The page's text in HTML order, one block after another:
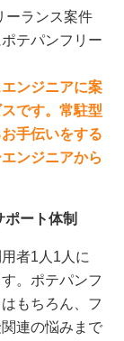
ーランス案件
テパンフリー
ンジニアに案
です。常駐型
手伝いをする
ンジニアから
ート体制
者1人1人に
。ポテパンフ
もちろん、フ
連の悩みまで